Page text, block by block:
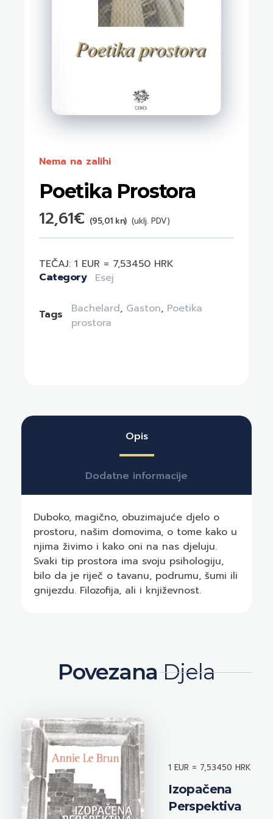
Poetika Prostora
12,61€ (95,01 kn) (uklj. PDV)
Nema na zalihi
TEČAJ: 1 EUR = 7,53450 HRK
Category
Esej
Tags Bachelard, Gaston, Poetika
prostora
Opis
Dodatne informacije
Duboko, magično, obuzimajuće djelo o
prostoru, našim domovima, o tome kako u
njima živimo i kako oni na nas djeluju.
Svaki tip prostora ima svoju psihologiju,
bilo da je riječ o tavanu, podrumu, šumi ili
gnijezdu. Filozofija, ali i književnost.
PovezanaDjela
Izopačena
Perspektiva
1 EUR = 7,53450 HRK